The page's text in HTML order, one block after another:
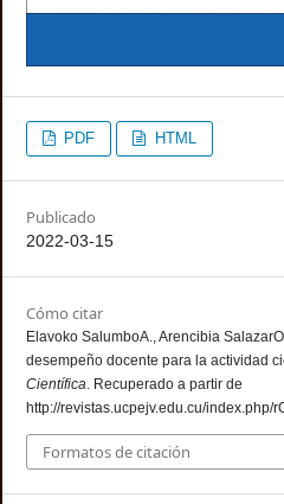
PDF HTML
Publicado
2022-03-15
Cómo citar
Elavoko SalumboA., Arencibia
desempeño docente para la actividad
Científica . Recuperado a partir de
http://revistas.ucpejv.edu.cu/index.php/
Formatos de citación